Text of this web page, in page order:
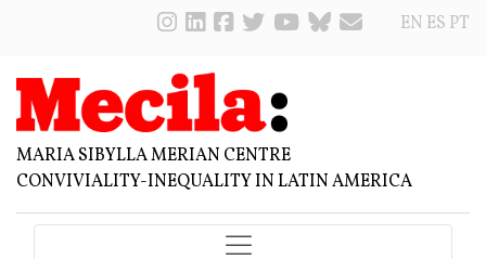
EN ES PT
MARIA SIBYLLA MERIAN CENTRE
CONVIVIALITY-INEQUALITY IN LATIN AMERICA